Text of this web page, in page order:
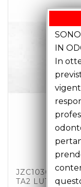
JZC10302 –
TA2 LU14 LT43
IN
In